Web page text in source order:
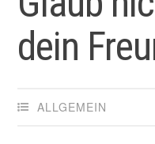
dein
ALLGEMEIN